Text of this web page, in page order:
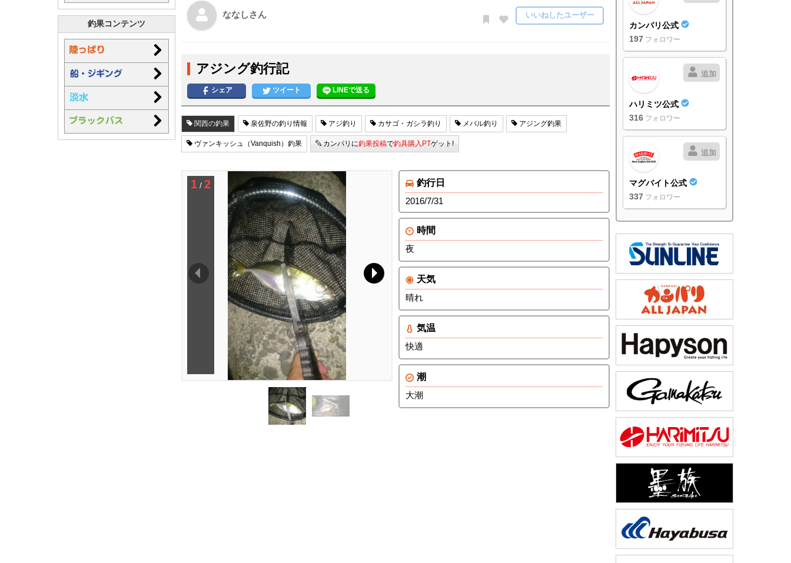
釣果コンテンツ
ななしさん いいねしたユーザー
アジング釣行記
シェア ツイート LINEで送る
関西の釣果 泉佐野の釣り情報 アジ釣り カサゴ・ガシラ釣り メバル釣り アジング釣果
ヴァンキッシュ（Vanquish）釣果 カンパリに釣果投稿で釣具購入PTゲット!
1 / 2
釣行日
2016/7/31
時間
夜
天気
晴れ
気温
快適
潮
大潮
カンパリ公式
197 フォロワー
追加
ハリミツ公式
316 フォロワー
追加
マグバイト公式
337 フォロワー